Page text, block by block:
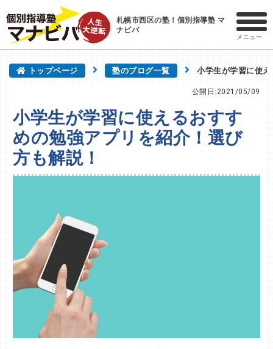
札幌市西区の塾！個別指導塾 マ
ナビバ
メニュー
トップページ 塾のブログ一覧 小学生が学習に使
公開日:2021/05/09
小学生が学習に使えるおすす
めの勉強アプリを紹介！選び
方も解説！